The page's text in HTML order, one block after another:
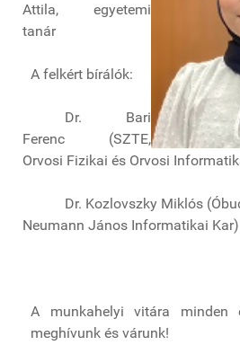
Attila, egyetemi
tanár
A felkért bírálók:
Dr. Bari
Ferenc (SZTE,
Orvosi Fizikai és Orvosi
Dr. Kozlovszky Miklós
Neumann János Informatikai Kar)
A munkahelyi vitára minden
meghívunk és várunk!